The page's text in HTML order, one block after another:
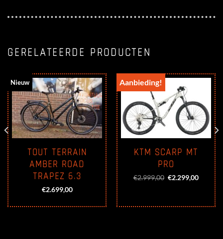
GERELATEERDE PRODUCTEN
Nieuw
TOUT TERRAIN
AMBER ROAD
TRAPEZ 6.3
€2.699,00
Aanbieding!
KTM SCARP MT
PRO
€2.999,00 Oorspronkelijke
€2.299,00Huidige